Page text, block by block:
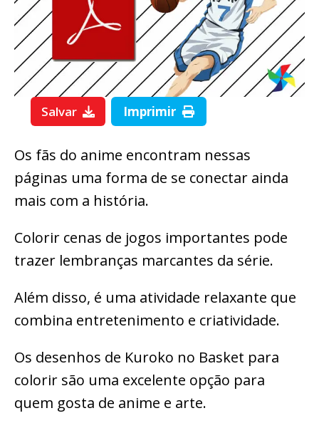
Salvar Imprimir
Os fãs do anime encontram nessas
páginas uma forma de se conectar ainda
mais com a história.
Colorir cenas de jogos importantes pode
trazer lembranças marcantes da série.
Além disso, é uma atividade relaxante que
combina entretenimento e criatividade.
Os desenhos de Kuroko no Basket para
colorir são uma excelente opção para
quem gosta de anime e arte.